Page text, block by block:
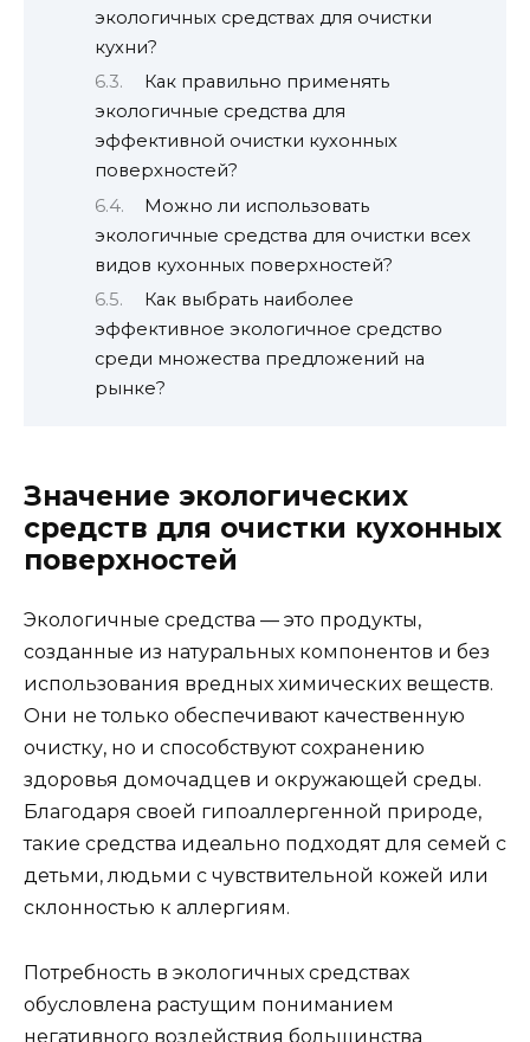
экологичных средствах для очистки
кухни?
Как правильно применять
экологичные средства для
эффективной очистки кухонных
поверхностей?
Можно ли использовать
экологичные средства для очистки всех
видов кухонных поверхностей?
Как выбрать наиболее
эффективное экологичное средство
среди множества предложений на
рынке?
Значение экологических
средств для очистки кухонных
поверхностей
Экологичные средства — это продукты,
созданные из натуральных компонентов и без
использования вредных химических веществ.
Они не только обеспечивают качественную
очистку, но и способствуют сохранению
здоровья домочадцев и окружающей среды.
Благодаря своей гипоаллергенной природе,
такие средства идеально подходят для семей с
детьми, людьми с чувствительной кожей или
склонностью к аллергиям.
Потребность в экологичных средствах
обусловлена растущим пониманием
негативного воздействия большинства